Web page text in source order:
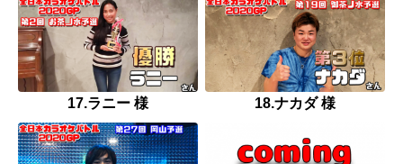
17.ラニー 様 18.ナカダ 様